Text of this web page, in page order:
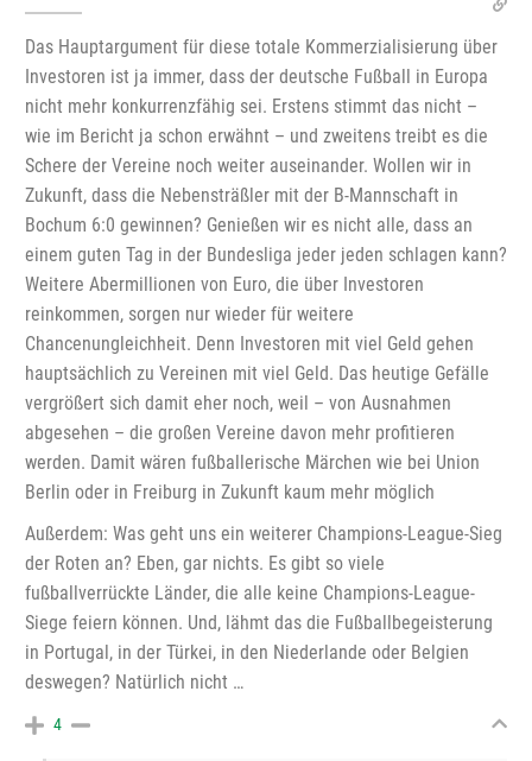
Das Hauptargument für diese totale Kommerzialisierung über
Investoren ist ja immer, dass der deutsche Fußball in Europa
nicht mehr konkurrenzfähig sei. Erstens stimmt das nicht –
wie im Bericht ja schon erwähnt – und zweitens treibt es die
Schere der Vereine noch weiter auseinander. Wollen wir in
Zukunft, dass die Nebensträßler mit der B-Mannschaft in
Bochum 6:0 gewinnen? Genießen wir es nicht alle, dass an
einem guten Tag in der Bundesliga jeder jeden schlagen kann?
Weitere Abermillionen von Euro, die über Investoren
reinkommen, sorgen nur wieder für weitere
Chancenungleichheit. Denn Investoren mit viel Geld gehen
hauptsächlich zu Vereinen mit viel Geld. Das heutige Gefälle
vergrößert sich damit eher noch, weil – von Ausnahmen
abgesehen – die großen Vereine davon mehr profitieren
werden. Damit wären fußballerische Märchen wie bei Union
Berlin oder in Freiburg in Zukunft kaum mehr möglich
Außerdem: Was geht uns ein weiterer Champions-League-Sieg
der Roten an? Eben, gar nichts. Es gibt so viele
fußballverrückte Länder, die alle keine Champions-League-
Siege feiern können. Und, lähmt das die Fußballbegeisterung
in Portugal, in der Türkei, in den Niederlande oder Belgien
deswegen? Natürlich nicht …
4